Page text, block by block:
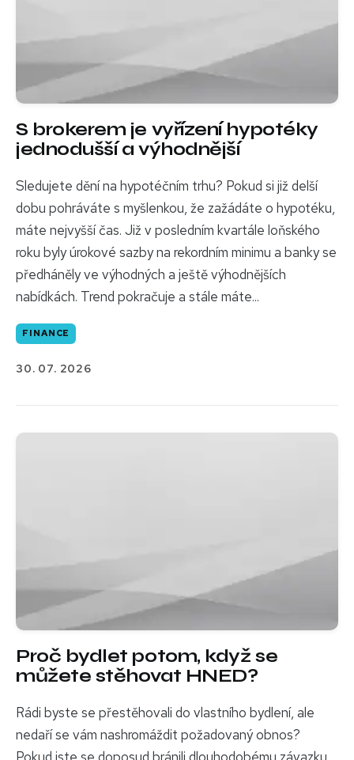
S brokerem je vyřízení hypotéky
jednodušší a výhodnější
Sledujete dění na hypotéčním trhu? Pokud si již delší
dobu pohráváte s myšlenkou, že zažádáte o hypotéku,
máte nejvyšší čas. Již v posledním kvartále loňského
roku byly úrokové sazby na rekordním minimu a banky se
předháněly ve výhodných a ještě výhodnějších
nabídkách. Trend pokračuje a stále máte...
FINANCE
30. 07. 2026
Proč bydlet potom, když se
můžete stěhovat HNED?
Rádi byste se přestěhovali do vlastního bydlení, ale
nedaří se vám nashromáždit požadovaný obnos?